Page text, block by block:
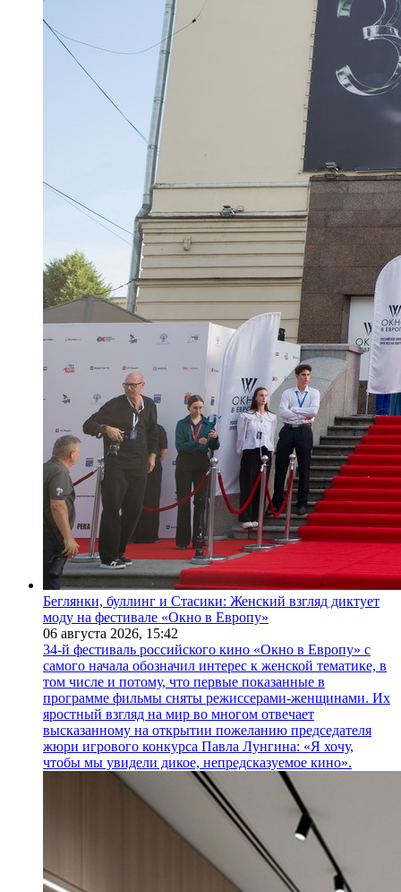
Беглянки, буллинг и Стасики: Женский взгляд диктует
моду на фестивале «Окно в Европу»
06 августа 2026, 15:42
34-й фестиваль российского кино «Окно в Европу» с
самого начала обозначил интерес к женской тематике, в
том числе и потому, что первые показанные в
программе фильмы сняты режиссерами-женщинами. Их
яростный взгляд на мир во многом отвечает
высказанному на открытии пожеланию председателя
жюри игрового конкурса Павла Лунгина: «Я хочу,
чтобы мы увидели дикое, непредсказуемое кино».